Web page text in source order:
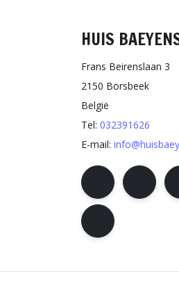
HUIS
Frans Beirenslaan 3
2150 Borsbeek
België
Tel: 032391626
E-mail: